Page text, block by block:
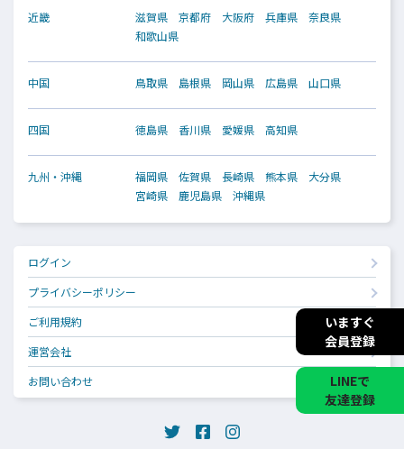
いますぐ
会員登録
LINEで
友達登録
近畿 滋賀県 京都府 大阪府 兵庫県
奈良県
和歌山県
中国 鳥取県 島根県 岡山県 広島県 山口県
四国 徳島県 香川県 愛媛県 高知県
九州・沖縄 福岡県 佐賀県 長崎県 熊本県
大分県
宮崎県
鹿児島県 沖縄県
ログイン
プライバシーポリシー
ご利用規約
運営会社
お問い合わせ